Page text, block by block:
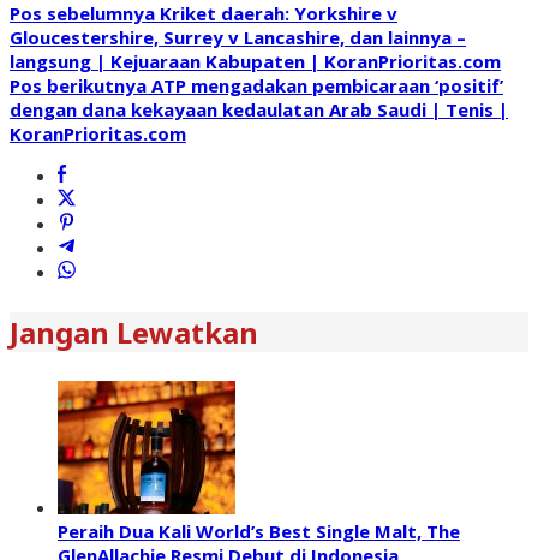
Pos sebelumnya Kriket daerah: Yorkshire v
Gloucestershire, Surrey v Lancashire, dan lainnya –
langsung | Kejuaraan Kabupaten | KoranPrioritas.com
Pos berikutnya ATP mengadakan pembicaraan ‘positif’
dengan dana kekayaan kedaulatan Arab Saudi | Tenis |
KoranPrioritas.com
Jangan Lewatkan
Peraih Dua Kali World’s Best Single Malt, The